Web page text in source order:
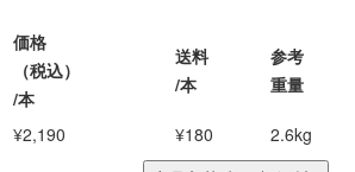
価格
（税込）
/本
送料
/本
参考
重量
¥2,190 ¥180 2.6kg